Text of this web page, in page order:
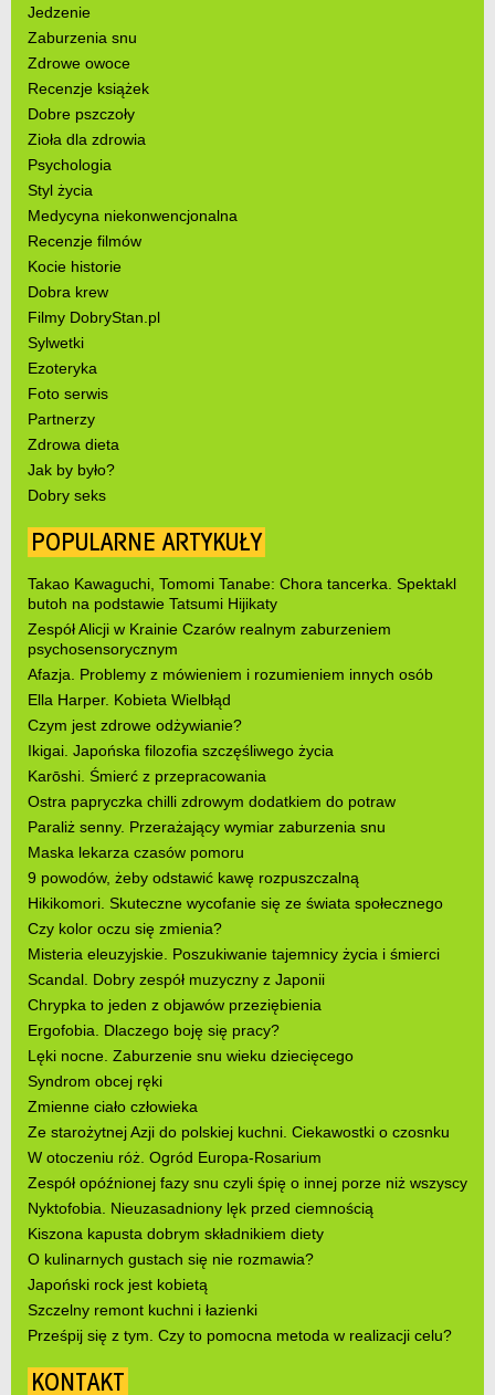
Jedzenie
Zaburzenia snu
Zdrowe owoce
Recenzje książek
Dobre pszczoły
Zioła dla zdrowia
Psychologia
Styl życia
Medycyna niekonwencjonalna
Recenzje filmów
Kocie historie
Dobra krew
Filmy DobryStan.pl
Sylwetki
Ezoteryka
Foto serwis
Partnerzy
Zdrowa dieta
Jak by było?
Dobry seks
POPULARNE ARTYKUŁY
Takao Kawaguchi, Tomomi Tanabe: Chora tancerka. Spektakl
butoh na podstawie Tatsumi Hijikaty
Zespół Alicji w Krainie Czarów realnym zaburzeniem
psychosensorycznym
Afazja. Problemy z mówieniem i rozumieniem innych osób
Ella Harper. Kobieta Wielbłąd
Czym jest zdrowe odżywianie?
Ikigai. Japońska filozofia szczęśliwego życia
Karōshi. Śmierć z przepracowania
Ostra papryczka chilli zdrowym dodatkiem do potraw
Paraliż senny. Przerażający wymiar zaburzenia snu
Maska lekarza czasów pomoru
9 powodów, żeby odstawić kawę rozpuszczalną
Hikikomori. Skuteczne wycofanie się ze świata społecznego
Czy kolor oczu się zmienia?
Misteria eleuzyjskie. Poszukiwanie tajemnicy życia i śmierci
Scandal. Dobry zespół muzyczny z Japonii
Chrypka to jeden z objawów przeziębienia
Ergofobia. Dlaczego boję się pracy?
Lęki nocne. Zaburzenie snu wieku dziecięcego
Syndrom obcej ręki
Zmienne ciało człowieka
Ze starożytnej Azji do polskiej kuchni. Ciekawostki o czosnku
W otoczeniu róż. Ogród Europa-Rosarium
Zespół opóźnionej fazy snu czyli śpię o innej porze niż wszyscy
Nyktofobia. Nieuzasadniony lęk przed ciemnością
Kiszona kapusta dobrym składnikiem diety
O kulinarnych gustach się nie rozmawia?
Japoński rock jest kobietą
Szczelny remont kuchni i łazienki
Prześpij się z tym. Czy to pomocna metoda w realizacji celu?
KONTAKT